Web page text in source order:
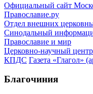
Официальный сайт
Православие.ру
Отдел внешних
Синодальный
Православие и мир
Церковно-научный
КПДС Газета «Глагол»
Благочиния